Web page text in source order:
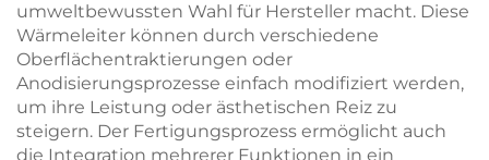
umweltbewussten Wahl für Hersteller macht. Diese
Wärmeleiter können durch verschiedene
Oberflächentraktierungen oder
Anodisierungsprozesse einfach modifiziert werden,
um ihre Leistung oder ästhetischen Reiz zu
steigern. Der Fertigungsprozess ermöglicht auch
die Integration mehrerer Funktionen in ein